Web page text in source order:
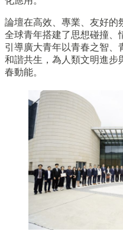
論壇在高效、專業、友好的
全球青年搭建了思想碰撞、
引導廣大青年以青春之智、
和諧共生，為人類文明進
春動能。